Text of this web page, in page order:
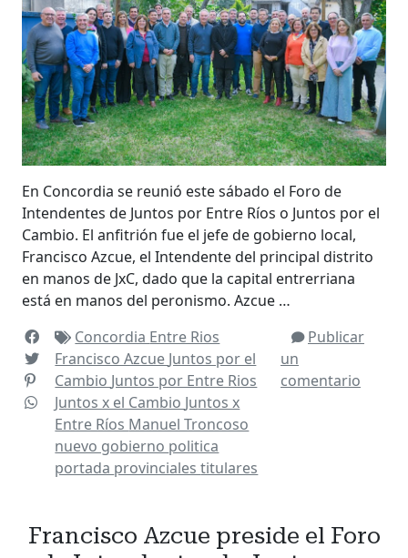
En Concordia se reunió este sábado el Foro de
Intendentes de Juntos por Entre Ríos o Juntos por el
Cambio. El anfitrión fue el jefe de gobierno local,
Francisco Azcue, el Intendente del principal distrito
en manos de JxC, dado que la capital entrerriana
está en manos del peronismo. Azcue …
Concordia Entre Rios
Francisco Azcue Juntos por el
Cambio Juntos por Entre Rios
Juntos x el Cambio Juntos x
Entre Ríos Manuel Troncoso
nuevo gobierno politica
portada provincialestitulares
Publicar
un
comentario
Francisco Azcue preside el Foro